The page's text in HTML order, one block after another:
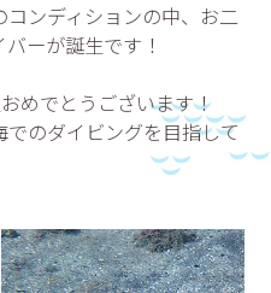
ンディションの中、お二
ーが誕生です！
めでとうございます！
のダイビングを目指して